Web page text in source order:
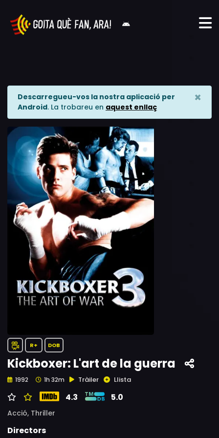
Descarregueu-vos la nostra aplicació per
Android. La trobareu en aquest enllaç
×
R+ DOB
Kickboxer: L'art de la guerra
1992 1h 32m Tràiler Llista
4.3 5.0
Acció, Thriller
Directors